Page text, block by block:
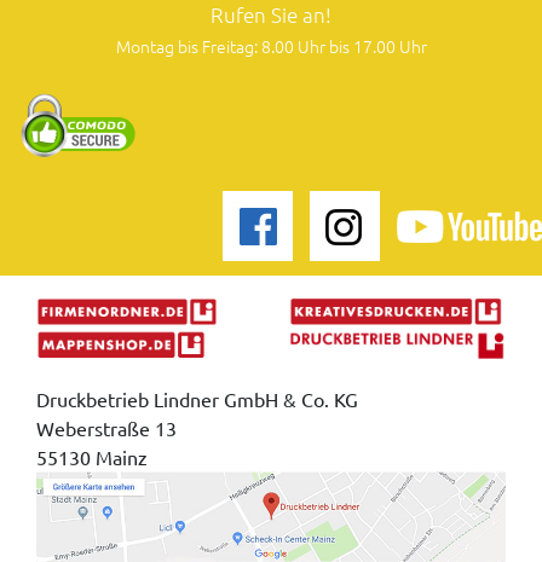
Rufen Sie an!
Montag bis Freitag: 8.00 Uhr bis 17.00 Uhr
Druckbetrieb Lindner GmbH & Co. KG
Weberstraße 13
55130 Mainz